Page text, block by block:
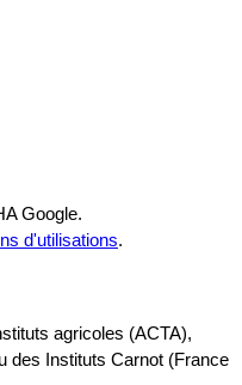
Google.
d'utilisations.
agricoles (ACTA),
des Instituts Carnot (France